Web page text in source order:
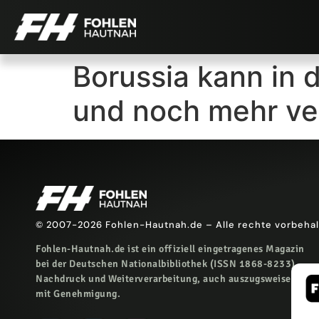
Borussia kann in
und noch mehr
© 2007-2026 Fohlen-Hautnah.de – Alle rechte
Fohlen-Hautnah.de ist ein offiziell eingetragenes Magazin
bei der Deutschen Nationalbibliothek (ISSN 1868-8233).
Nachdruck und Weiterverarbeitung, auch auszugsweise, nur
mit Genehmigung.